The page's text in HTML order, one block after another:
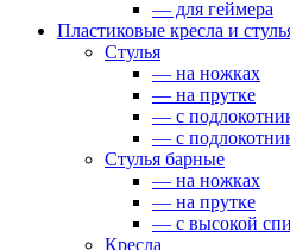
— для геймера
Пластиковые кресла и
Стулья
— на ножках
— на прутке
— с
— с
Стулья барные
— на ножках
— на прутке
— с высокой
Кресла